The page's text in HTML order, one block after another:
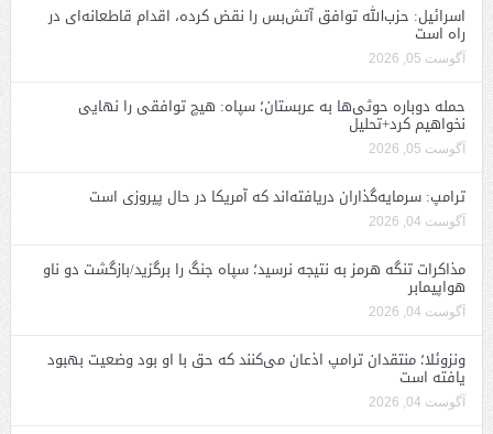
اسرائیل: حزب‌الله توافق آتش‌بس را نقض کرده، اقدام قاطعانه‌ای در
راه است
آگوست 05, 2026
حمله دوباره حوثی‌ها به عربستان؛ سپاه: هیچ توافقی را نهایی
نخواهیم کرد+تحلیل
آگوست 05, 2026
ترامپ: سرمایه‌گذاران دریافته‌اند که آمریکا در حال پیروزی است
آگوست 04, 2026
مذاکرات تنگه هرمز به نتیجه نرسید؛ سپاه جنگ را برگزید/بازگشت دو ناو
هواپیمابر
آگوست 04, 2026
ونزوئلا؛ منتقدان ترامپ اذعان می‌کنند که حق با او بود وضعیت بهبود
یافته است
آگوست 04, 2026